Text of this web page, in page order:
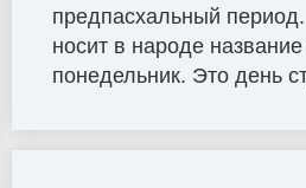
предпасхальный
носит в народе
понедельник. Это день